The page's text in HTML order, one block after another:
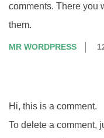
comments. There you
them.
MR WORDPRESS
Hi, this is a comment.
To delete a comment,